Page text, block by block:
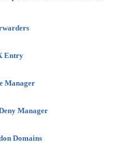
Entry
Manager
Manager
Domains